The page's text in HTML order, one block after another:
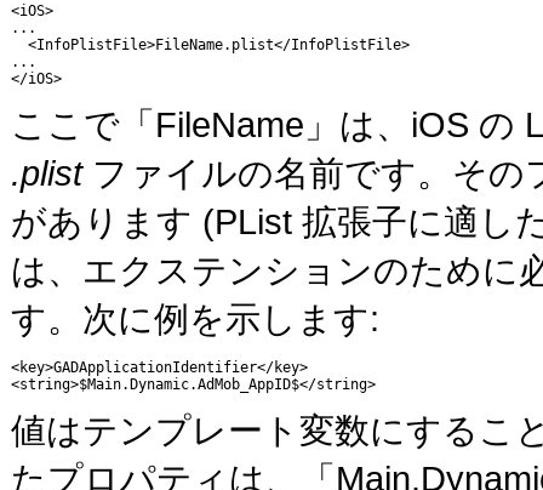
<iOS>
...
  <InfoPlistFile>FileName.plist</InfoPlistFile>
...
</iOS>
ここで「FileName」は、iOS の
.plistファイルの名前です。その
があります (PList 拡張子に適し
は、エクステンションのために
す。次に例を示します:
<key>GADApplicationIdentifier</key>
<string>$Main.Dynamic.AdMob_AppID$</string>
値はテンプレート変数にするこ
たプロパティは、「